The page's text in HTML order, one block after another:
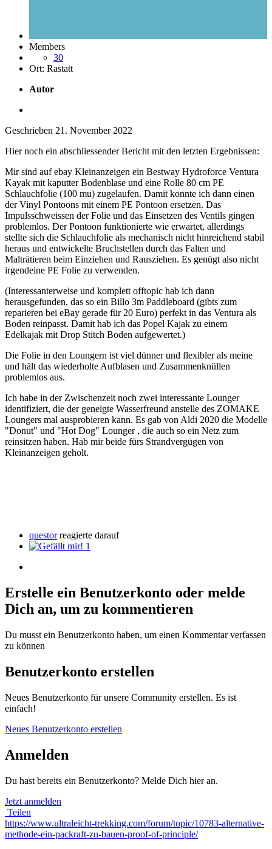
Members
30
Ort: Rastatt
Autor
Geschrieben 21. November 2022
Hier noch ein abschliessender Bericht mit den letzten Ergebnissen:
Mir sind auf ebay Kleinanzeigen ein Bestway Hydroforce Ventura
Kayak mit kaputter Bodenblase und eine Rolle 80 cm PE
Schlauchfolie (100 mu) zugelaufen. Damit konnte ich dann einen
der Vinyl Pontoons mit einem PE Pontoon ersetzen. Das
Impulsschweissen der Folie und das Einsetzen des Ventils gingen
problemlos. Der Pontoon funktionierte wie erwartet, allerdings
stellte sich die Schlauchfolie als mechanisch nicht hinreichend stabil
heraus und entwickelte Bruchstellen durch das Falten und
Malträtieren beim Einziehen und Rausziehen. Es genügt also nicht
irgendeine PE Folie zu verwenden.
(Interessanterweise und komplett offtopic hab ich dann
herausgefunden, das so ein Billo 3m Paddleboard (gibts zum
reparieren bei eBay gerade für 20 Euro) perfekt in das Ventura als
Boden reinpasst. Damit hab ich das Popel Kajak zu einem
Edelkajak mit Drop Stitch Boden aufgewertet.)
Die Folie in den Loungern ist viel dünner und flexibler als meine
und hält das wiederholte Aufblasen und Zusammenknüllen
problemlos aus.
Ich habe in der Zwischenzeit noch zwei interessante Lounger
identifiziert, die der geneigte Wasserfreund anstelle des ZOMAKE
Loungers mal ausprobieren kann. Es gab von Aldi 2020 die Modelle
"Donut" und "Hot Dog" Lounger , die auch so ein Netz zum
reinsitzen haben. Hab mir beide fürs Strandvergügen von
Kleinanzeigen geholt.
questorreagierte darauf
1
Erstelle ein Benutzerkonto oder melde
Dich an, um zu kommentieren
Du musst ein Benutzerkonto haben, um einen Kommentar verfassen
zu können
Benutzerkonto erstellen
Neues Benutzerkonto für unsere Community erstellen. Es ist
einfach!
Neues Benutzerkonto erstellen
Anmelden
Du hast bereits ein Benutzerkonto? Melde Dich hier an.
Jetzt anmelden
Teilen
https://www.ultraleicht-trekking.com/forum/topic/10783-alternative-
methode-ein-packraft-zu-bauen-proof-of-principle/